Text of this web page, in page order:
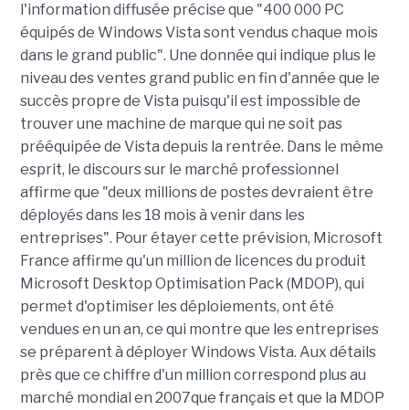
l'information diffusée précise que "400 000 PC
équipés de Windows Vista sont vendus chaque mois
dans le grand public". Une donnée qui indique plus le
niveau des ventes grand public en fin d'année que le
succès propre de Vista puisqu'il est impossible de
trouver une machine de marque qui ne soit pas
prééquipée de Vista depuis la rentrée. Dans le même
esprit, le discours sur le marché professionnel
affirme que "deux millions de postes devraient être
déployés dans les 18 mois à venir dans les
entreprises". Pour étayer cette prévision, Microsoft
France affirme qu'un million de licences du produit
Microsoft Desktop Optimisation Pack (MDOP), qui
permet d'optimiser les déploiements, ont été
vendues en un an, ce qui montre que les entreprises
se préparent à déployer Windows Vista. Aux détails
près que ce chiffre d'un million correspond plus au
marché mondial en 2007que français et que la MDOP